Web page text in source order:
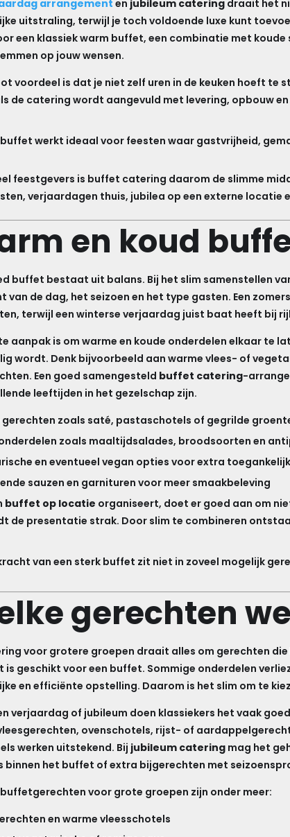
arrangementen jubileum catering draait het
uitstraling, terwijl je toch voldoende luxe kunt
een klassiek warm buffet, een combinatie met
op jouw wensen.
voordeel is dat je niet zelf uren in de keuken hoeft te
de catering wordt aangevuld met levering, opbouw
buffet werkt ideaal voor feesten waar gastvrijheid,
feestgevers is buffet catering daarom de slimme
verjaardagen thuis, jubilea op een externe locatie
en koud
buffet bestaat uit balans. Bij het slim samenstellen
van de dag, het seizoen en het type gasten. Een
terwijl een winterse verjaardag juist baat heeft bij
aanpak is om warme en koude onderdelen elkaar
wordt. Denk bijvoorbeeld aan warme vlees- of
Een goed samengesteld buffet catering-
leeftijden in het gezelschap zijn.
gerechten zoals saté, pastaschotels of gegrilde
zoals maaltijdsalades, broodsoorten en
en eventueel vegan opties voor extra
sauzen en garnituren voor meer smaakbeleving
buffet op locatie organiseert, doet er goed aan om
de presentatie strak. Door slim te combineren
van een sterk buffet zit niet in zoveel mogelijk
gerechten
voor grotere groepen draait alles om gerechten
is geschikt voor een buffet. Sommige onderdelen
en efficiënte opstelling. Daarom is het slim om te
verjaardag of jubileum doen klassiekers het vaak
ovenschotels, rijst- of
werken uitstekend. Bij jubileum catering mag het
binnen het buffet of extra bijgerechten met
voor grote groepen zijn onder meer:
en warme vleesschotels